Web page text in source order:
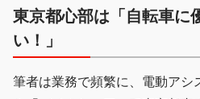
東京都心部は「自転車に
い！」
筆者は業務で頻繁に、電動アシ